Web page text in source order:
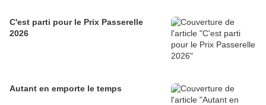
C'est parti pour le Prix Passerelle
2026
Autant en emporte le temps